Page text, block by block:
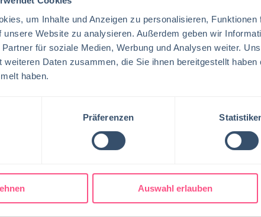
um Inhalte und Anzeigen zu personalisieren,
unsere Website zu analysieren. Außerdem geben wir
für soziale Medien, Werbung und Analysen weiter.
weiteren Daten zusammen, die Sie ihnen bereitgestellt
haben.
Präferenzen
Auswahl erlauben
zu verwalten, sensible Daten zu schützen und Compliance-
Dienstleistungen, die Ausfallzeiten reduzieren, die Transparenz
den Standards des Gesundheitswesens entsprechen und